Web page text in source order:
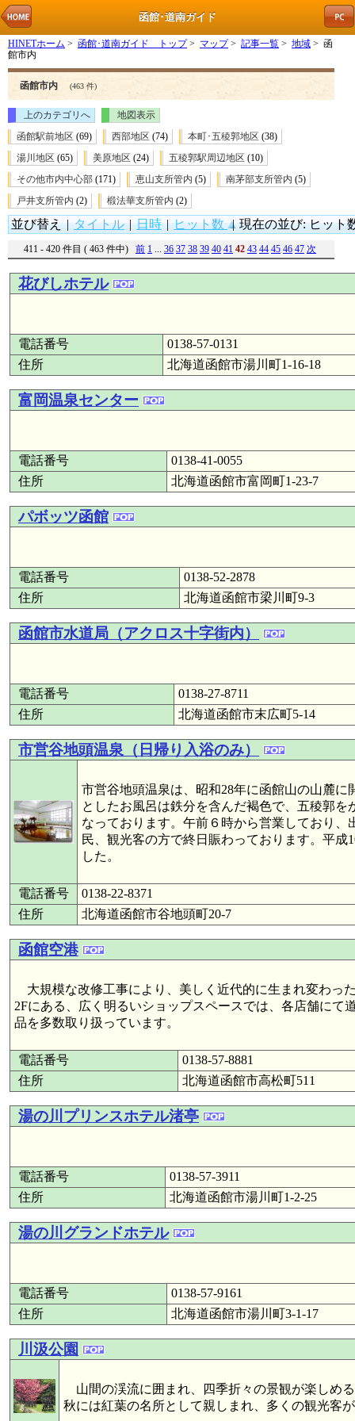
函館･道南ガイド
HINETホーム > 函館･道南ガイド トップ> マップ> 記事一覧 > 地域 > 函
館市内
函館市内 (463 件)
上のカテゴリへ
地図表示
函館駅前地区 (69) 西部地区 (74) 本町･五稜郭地区 (38)
湯川地区 (65) 美原地区 (24) 五稜郭駅周辺地区 (10)
その他市内中心部 (171) 恵山支所管内 (5) 南茅部支所管内 (5)
戸井支所管内 (2) 椴法華支所管内 (2)
並び替え | タイトル | 日時 | ヒット数 | 現在の並び: ヒット
411 - 420 件目 ( 463 件中) 前 1 ... 36 37 38 39 40 41 42 43 44 45 46 47 次
花びしホテル
電話番号
0138-57-0131
住所
北海道函館市湯川町1-16-18
富岡温泉センター
電話番号
0138-41-0055
住所
北海道函館市富岡町1-23-7
パボッツ函館
電話番号
0138-52-2878
住所
北海道函館市梁川町9-3
函館市水道局（アクロス十字街内）
電話番号
0138-27-8711
住所
北海道函館市末広町5-14
市営谷地頭温泉（日帰り入浴のみ）
市営谷地頭温泉は、昭和28年に函館山の山麓に
としたお風呂は鉄分を含んだ褐色で、五稜郭を
なっております。午前６時から営業しており、
民、観光客の方で終日賑わっております。平成
した。
電話番号
0138-22-8371
住所
北海道函館市谷地頭町20-7
函館空港
大規模な改修工事により、美しく近代的に生まれ変わっ
2Fにある、広く明るいショップスペースでは、各店舗にて
品を多数取り扱っています。
電話番号
0138-57-8881
住所
北海道函館市高松町511
湯の川プリンスホテル渚亭
電話番号
0138-57-3911
住所
北海道函館市湯川町1-2-25
湯の川グランドホテル
電話番号
0138-57-9161
住所
北海道函館市湯川町3-1-17
川汲公園
山間の渓流に囲まれ、四季折々の景観が楽しめ
秋には紅葉の名所として親しまれ、多くの観光客